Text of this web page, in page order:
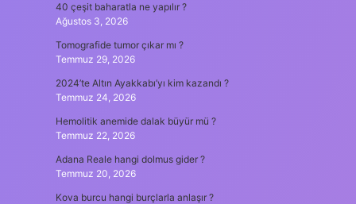
40 çeşit baharatla ne yapılır ?
Ağustos 3, 2026
Tomografide tumor çıkar mı ?
Temmuz 29, 2026
2024’te Altın Ayakkabı’yı kim kazandı ?
Temmuz 24, 2026
Hemolitik anemide dalak büyür mü ?
Temmuz 22, 2026
Adana Reale hangi dolmus gider ?
Temmuz 20, 2026
Kova burcu hangi burçlarla anlaşır ?